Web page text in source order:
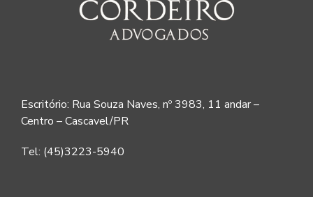
Escritório: Rua Souza Naves, nº 3983, 11 andar –
Centro – Cascavel/PR
Tel: (45)3223-5940